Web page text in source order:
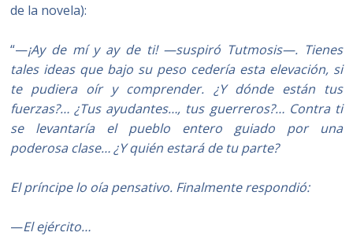
de la novela):
“—¡Ay de mí y ay de ti! —suspiró Tutmosis—. Tienes
tales ideas que bajo su peso cedería esta elevación, si
te pudiera oír y comprender. ¿Y dónde están tus
fuerzas?… ¿Tus ayudantes…, tus guerreros?… Contra ti
se levantaría el pueblo entero guiado por una
poderosa clase… ¿Y quién estará de tu parte?
El príncipe lo oía pensativo. Finalmente respondió:
—El ejército…